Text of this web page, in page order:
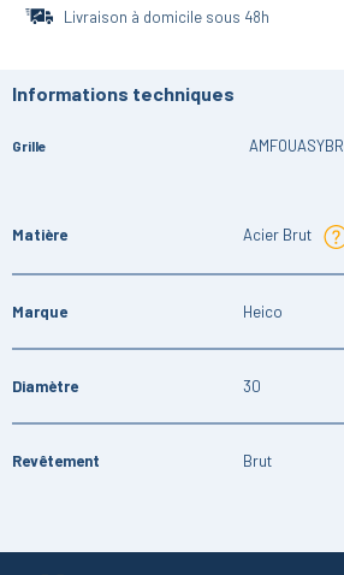
Livraison à domicile sous 48h
Informations techniques
Grille AMFOUASYBR
Matière Acier Brut
Marque Heico
Diamètre 30
Revêtement Brut